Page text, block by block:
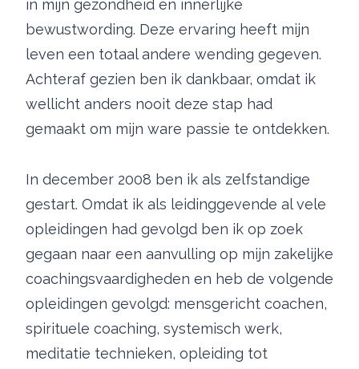
in mijn gezondheid en innerlijke
bewustwording. Deze ervaring heeft mijn
leven een totaal andere wending gegeven.
Achteraf gezien ben ik dankbaar, omdat ik
wellicht anders nooit deze stap had
gemaakt om mijn ware passie te ontdekken.
In december 2008 ben ik als zelfstandige
gestart. Omdat ik als leidinggevende al vele
opleidingen had gevolgd ben ik op zoek
gegaan naar een aanvulling op mijn zakelijke
coachingsvaardigheden en heb de volgende
opleidingen gevolgd: mensgericht coachen,
spirituele coaching, systemisch werk,
meditatie technieken, opleiding tot